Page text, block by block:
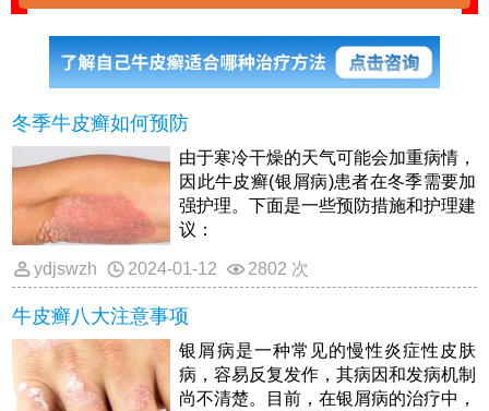
冬季牛皮癣如何预防
由于寒冷干燥的天气可能会加重病情，
因此牛皮癣(银屑病)患者在冬季需要加
强护理。下面是一些预防措施和护理建
议：
ydjswzh 2024-01-12 2802 次
牛皮癣八大注意事项
银屑病是一种常见的慢性炎症性皮肤
病，容易反复发作，其病因和发病机制
尚不清楚。目前，在银屑病的治疗中，